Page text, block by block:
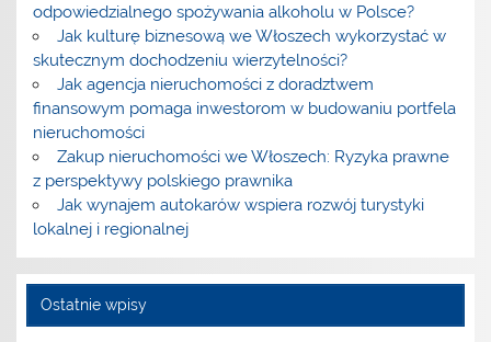
odpowiedzialnego spożywania alkoholu w Polsce?
Jak kulturę biznesową we Włoszech wykorzystać w
skutecznym dochodzeniu wierzytelności?
Jak agencja nieruchomości z doradztwem
finansowym pomaga inwestorom w budowaniu portfela
nieruchomości
Zakup nieruchomości we Włoszech: Ryzyka prawne
z perspektywy polskiego prawnika
Jak wynajem autokarów wspiera rozwój turystyki
lokalnej i regionalnej
Ostatnie wpisy